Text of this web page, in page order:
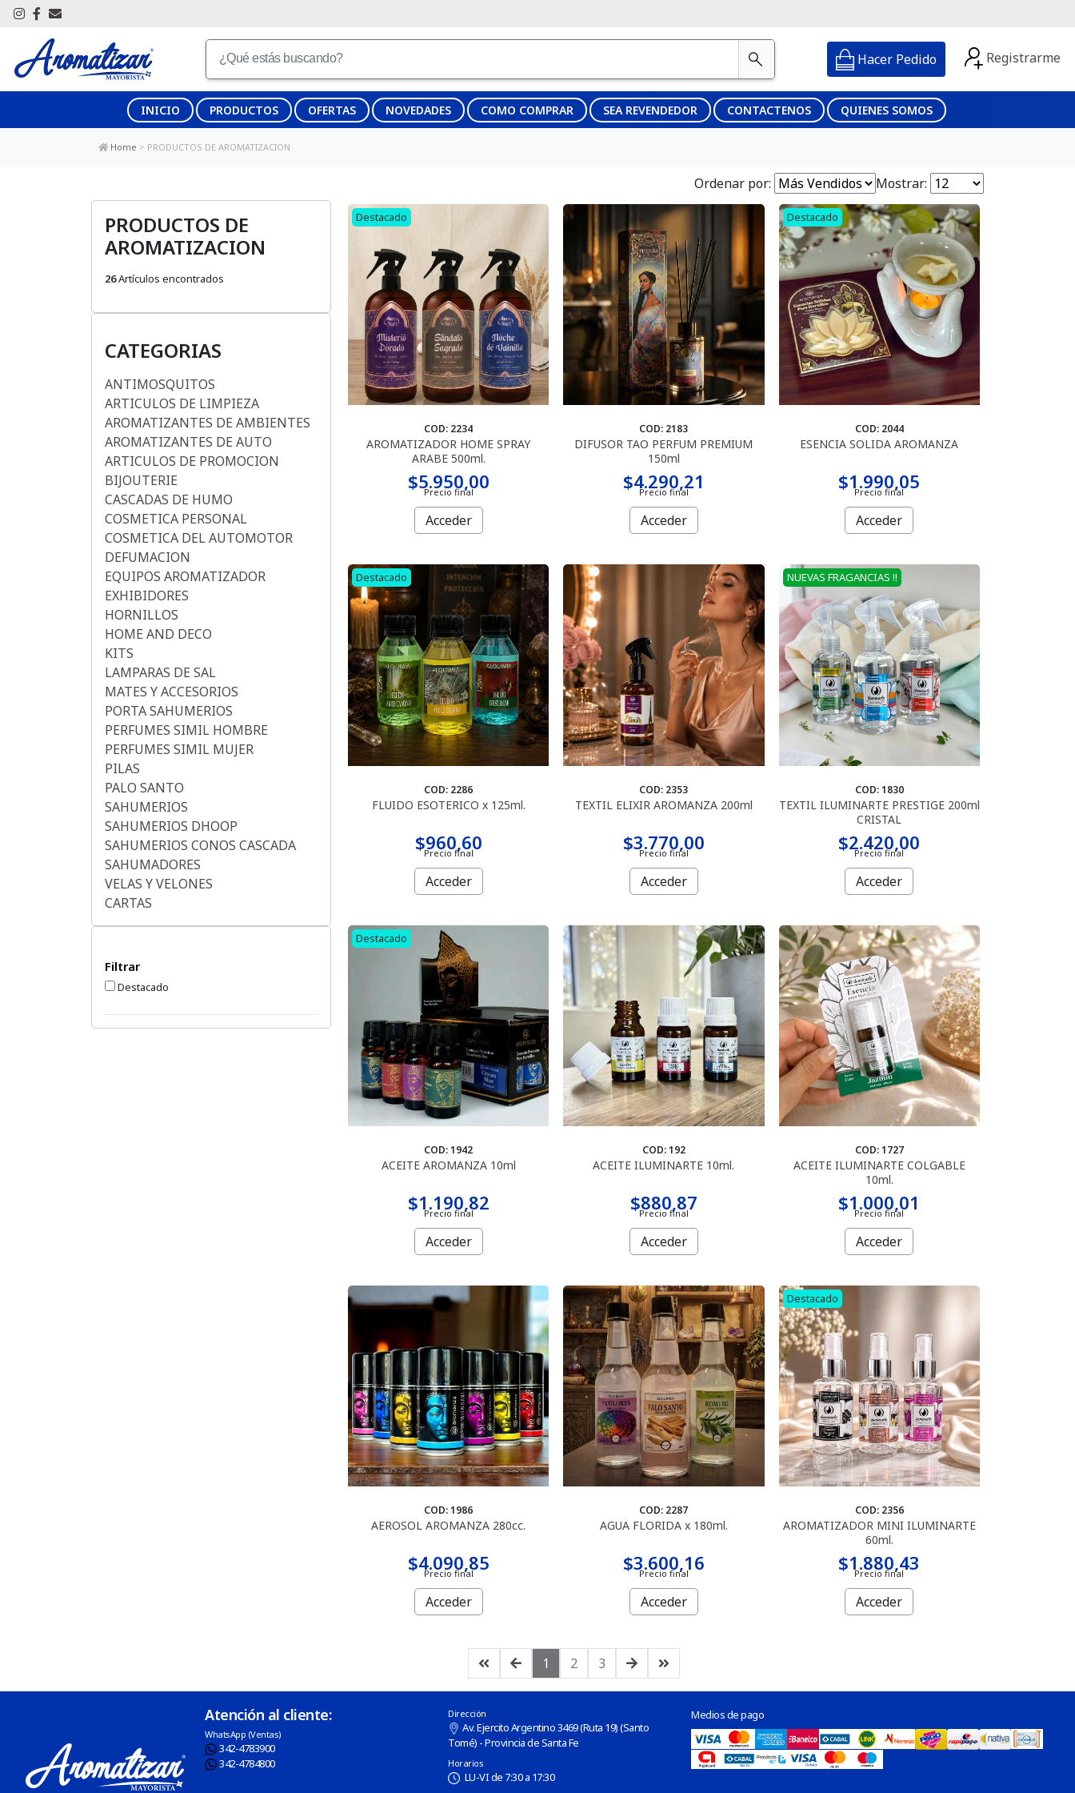
Hacer Pedido Registrarme
INICIO PRODUCTOS OFERTAS NOVEDADES COMO COMPRAR SEA REVENDEDOR CONTACTENOS QUIENES SOMOS
Home > PRODUCTOS DE AROMATIZACION
Ordenar por: Mostrar:
PRODUCTOS DE
AROMATIZACION
26Artículos encontrados
CATEGORIAS
ANTIMOSQUITOS
ARTICULOS DE LIMPIEZA
AROMATIZANTES DE AMBIENTES
AROMATIZANTES DE AUTO
ARTICULOS DE PROMOCION
BIJOUTERIE
CASCADAS DE HUMO
COSMETICA PERSONAL
COSMETICA DEL AUTOMOTOR
DEFUMACION
EQUIPOS AROMATIZADOR
EXHIBIDORES
HORNILLOS
HOME AND DECO
KITS
LAMPARAS DE SAL
MATES Y ACCESORIOS
PORTA SAHUMERIOS
PERFUMES SIMIL HOMBRE
PERFUMES SIMIL MUJER
PILAS
PALO SANTO
SAHUMERIOS
SAHUMERIOS DHOOP
SAHUMERIOS CONOS CASCADA
SAHUMADORES
VELAS Y VELONES
CARTAS
Filtrar
Destacado
Destacado
COD: 2234
AROMATIZADOR HOME SPRAY
ARABE 500ml.
$5.950,00
Precio final
Acceder
COD: 2183
DIFUSOR TAO PERFUM PREMIUM
150ml
$4.290,21
Precio final
Acceder
Destacado
COD: 2044
ESENCIA SOLIDA AROMANZA
$1.990,05
Precio final
Acceder
Destacado
COD: 2286
FLUIDO ESOTERICO x 125ml.
$960,60
Precio final
Acceder
COD: 2353
TEXTIL ELIXIR AROMANZA 200ml
$3.770,00
Precio final
Acceder
NUEVAS FRAGANCIAS !!
COD: 1830
TEXTIL ILUMINARTE PRESTIGE 200ml
CRISTAL
$2.420,00
Precio final
Acceder
Destacado
COD: 1942
ACEITE AROMANZA 10ml
$1.190,82
Precio final
Acceder
COD: 192
ACEITE ILUMINARTE 10ml.
$880,87
Precio final
Acceder
COD: 1727
ACEITE ILUMINARTE COLGABLE
10ml.
$1.000,01
Precio final
Acceder
COD: 1986
AEROSOL AROMANZA 280cc.
$4.090,85
Precio final
Acceder
COD: 2287
AGUA FLORIDA x 180ml.
$3.600,16
Precio final
Acceder
Destacado
COD: 2356
AROMATIZADOR MINI ILUMINARTE
60ml.
$1.880,43
Precio final
Acceder
1 2 3
Atención al cliente:
WhatsApp (Ventas)
342-4783900
342-4784800
Dirección
Av. Ejercito Argentino 3469 (Ruta 19) (Santo
Tomé) - Provincia de Santa Fe
Horarios
LU-VI de 7:30 a 17:30
Medios de pago